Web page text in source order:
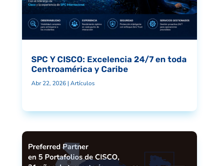
SPC Y CISCO: Excelencia 24/7 en toda
Centroamérica y Caribe
Abr 22, 2026| Artículos